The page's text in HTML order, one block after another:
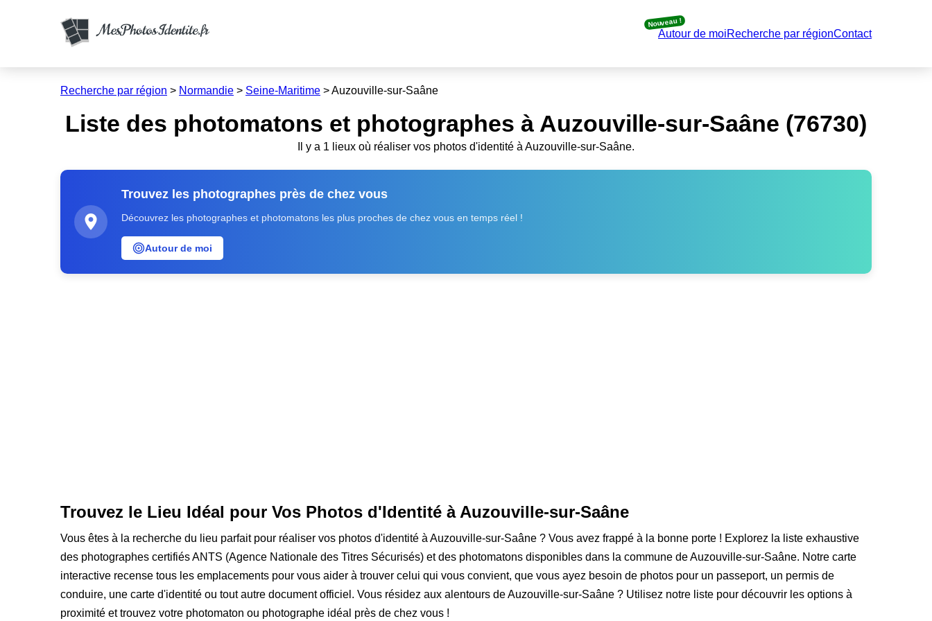
Autour de moi
Nouveau !
Recherche par régionContact
Recherche par région > Normandie > Seine-Maritime >Auzouville-sur-Saâne
Liste des photomatons et photographes à Auzouville-sur-Saâne (76730)
Il y a 1 lieux où réaliser vos photos d'identité à Auzouville-sur-Saâne.
Trouvez les photographes près de chez vous
Découvrez les photographes et photomatons les plus proches de chez vous en temps réel !
Autour de moi
Trouvez le Lieu Idéal pour Vos Photos d'Identité à Auzouville-sur-Saâne
Vous êtes à la recherche du lieu parfait pour réaliser vos photos d'identité à Auzouville-sur-Saâne ? Vous avez frappé à la bonne porte ! Explorez la liste exhaustive
des photographes certifiés ANTS (Agence Nationale des Titres Sécurisés) et des photomatons disponibles dans la commune de Auzouville-sur-Saâne. Notre carte
interactive recense tous les emplacements pour vous aider à trouver celui qui vous convient, que vous ayez besoin de photos pour un passeport, un permis de
conduire, une carte d'identité ou tout autre document officiel. Vous résidez aux alentours de Auzouville-sur-Saâne ? Utilisez notre liste pour découvrir les options à
proximité et trouvez votre photomaton ou photographe idéal près de chez vous !